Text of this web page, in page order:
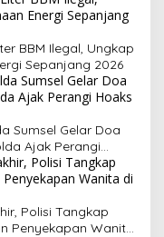
BBM Ilegal, Ungkap
Sepanjang 2026
Sumsel Gelar Doa
Ajak Perangi
Polisi Tangkap
Penyekapan Wanita